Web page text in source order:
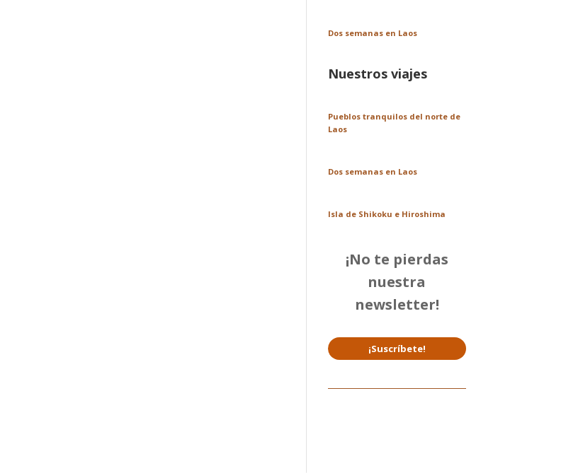
Dos semanas en Laos
Nuestros viajes
Pueblos tranquilos del norte de
Laos
Dos semanas en Laos
Isla de Shikoku e Hiroshima
¡No te pierdas
nuestra
newsletter!
¡Suscríbete!